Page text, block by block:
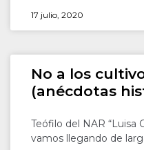
17 julio, 2020
No a los
(anécdotas
Teófilo del NAR “Luisa
vamos llegando de